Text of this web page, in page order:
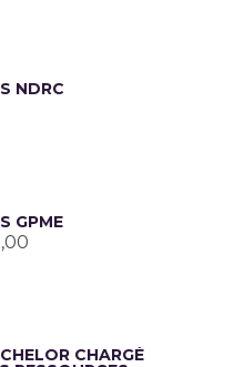
NDRC
GPME
CHARGÉ